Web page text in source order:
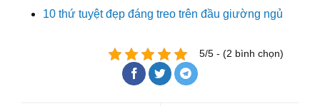
10 thứ tuyệt đẹp đáng treo trên đầu giường ngủ
5/5 - (2 bình chọn)